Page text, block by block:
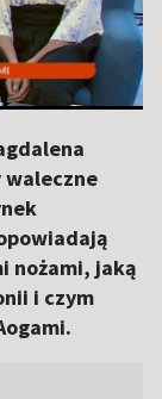
waleczne
nożami, jaką
i czym